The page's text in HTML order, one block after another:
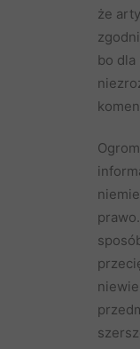
że
bo